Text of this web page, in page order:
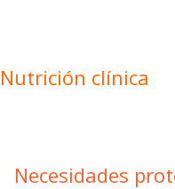
Nutrición clínica
Necesidades